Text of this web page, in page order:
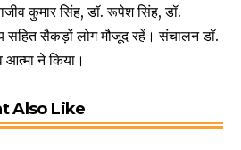
कुमार सिंह, डॉ. रूपेश सिंह, डॉ.
सहित सैकड़ों लोग मौजूद रहें। संचालन डॉ.
आत्मा ने किया।
Also Like